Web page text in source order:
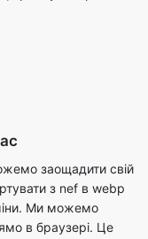
заощадити свій
з nef в webp
Ми можемо
в браузері. Це
або установка
з nef у формат
файл nef. Ви можете
який ви хочете